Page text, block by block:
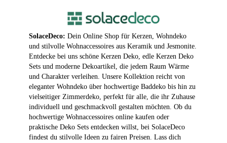
SolaceDeco: Dein Online Shop für Kerzen, Wohndeko
und stilvolle Wohnaccessoires aus Keramik und Jesmonite.
Entdecke bei uns schöne Kerzen Deko, edle Kerzen Deko
Sets und moderne Dekoartikel, die jedem Raum Wärme
und Charakter verleihen. Unsere Kollektion reicht von
eleganter Wohndeko über hochwertige Baddeko bis hin zu
vielseitiger Zimmerdeko, perfekt für alle, die ihr Zuhause
individuell und geschmackvoll gestalten möchten. Ob du
hochwertige Wohnaccessoires online kaufen oder
praktische Deko Sets entdecken willst, bei SolaceDeco
findest du stilvolle Ideen zu fairen Preisen. Lass dich